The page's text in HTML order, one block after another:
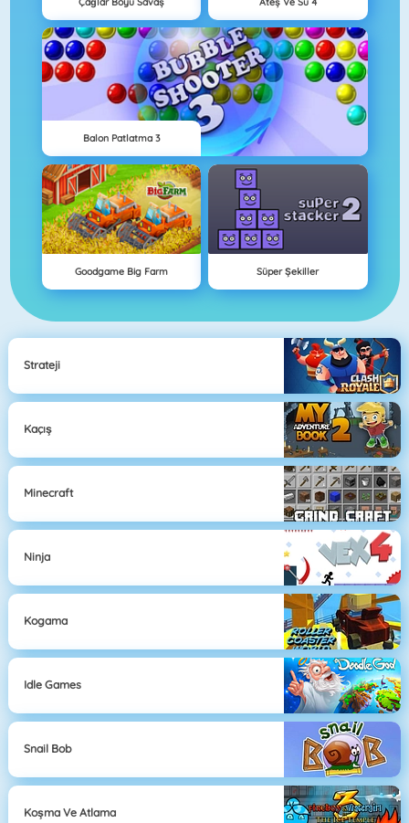
Balon Patlatma 3
Goodgame Big Farm Süper Şekiller
Strateji
Kaçış
Minecraft
Ninja
Kogama
Idle Games
Snail Bob
Koşma Ve Atlama